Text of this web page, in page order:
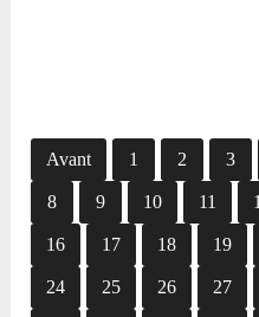
Avant 1 2 3
8 9 10 11
16 17 18 19
24 25 26 27